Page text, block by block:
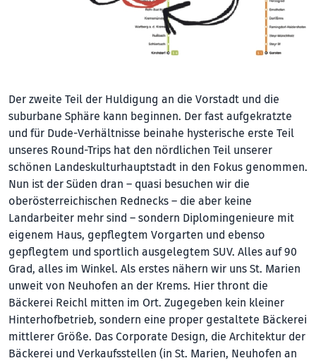
Der zweite Teil der Huldigung an die Vorstadt und die
suburbane Sphäre kann beginnen. Der fast aufgekratzte
und für Dude-Verhältnisse beinahe hysterische erste Teil
unseres Round-Trips hat den nördlichen Teil unserer
schönen Landeskulturhauptstadt in den Fokus genommen.
Nun ist der Süden dran – quasi besuchen wir die
oberösterreichischen Rednecks – die aber keine
Landarbeiter mehr sind – sondern Diplomingenieure mit
eigenem Haus, gepflegtem Vorgarten und ebenso
gepflegtem und sportlich ausgelegtem SUV. Alles auf 90
Grad, alles im Winkel. Als erstes nähern wir uns St. Marien
unweit von Neuhofen an der Krems. Hier thront die
Bäckerei Reichl mitten im Ort. Zugegeben kein kleiner
Hinterhofbetrieb, sondern eine proper gestaltete Bäckerei
mittlerer Größe. Das Corporate Design, die Architektur der
Bäckerei und Verkaufsstellen (in St. Marien, Neuhofen an